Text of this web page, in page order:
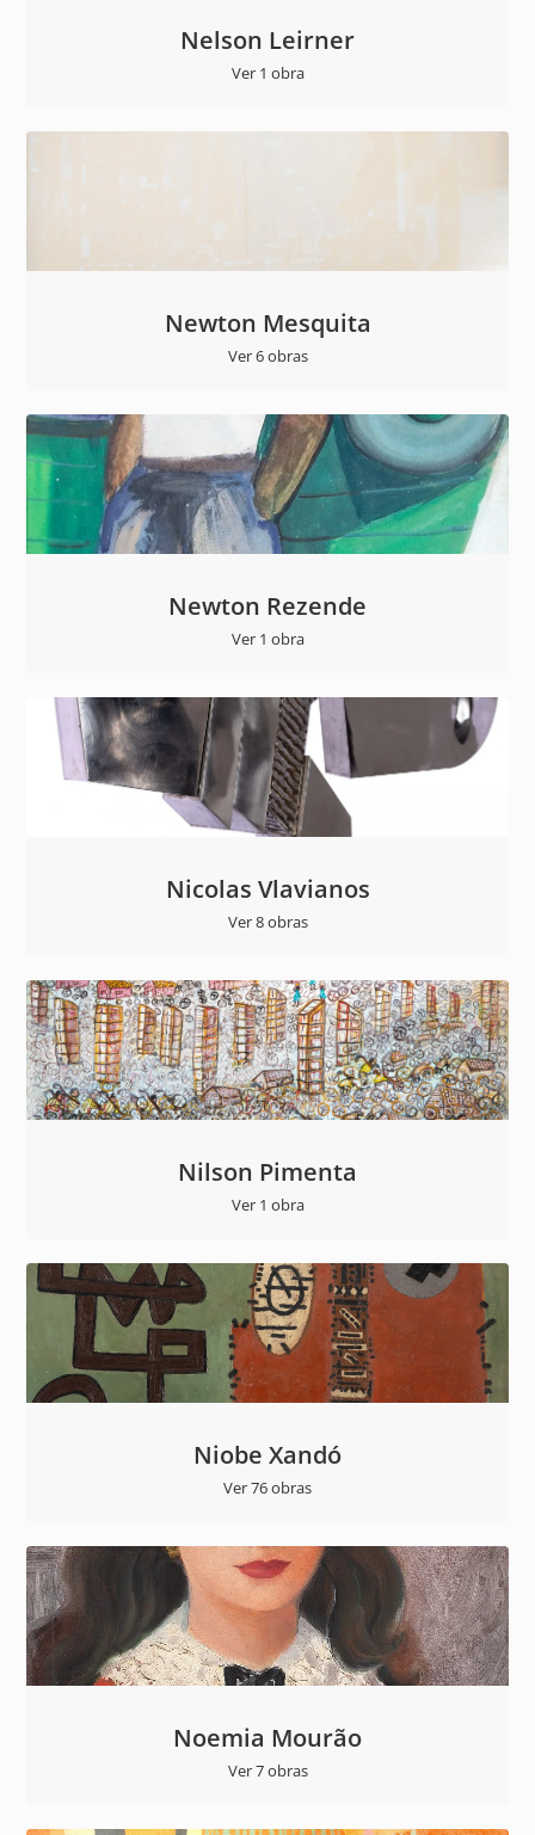
Nelson Leirner
Ver 1 obra
Newton Mesquita
Ver 6 obras
Newton Rezende
Ver 1 obra
Nicolas Vlavianos
Ver 8 obras
Nilson Pimenta
Ver 1 obra
Niobe Xandó
Ver 76 obras
Noemia Mourão
Ver 7 obras